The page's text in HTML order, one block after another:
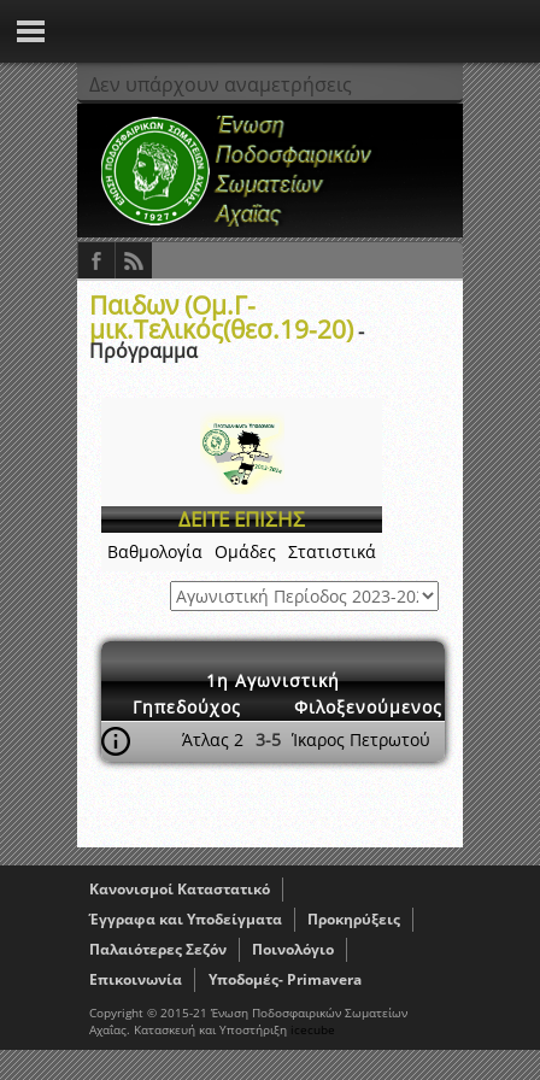
Δεν υπάρχουν αναμετρήσεις
Παιδων (Ομ.Γ-
μικ.Τελικός(θεσ.19-20)-
Πρόγραμμα
ΔΕΙΤΕ ΕΠΙΣΗΣ
Βαθμολογία Ομάδες Στατιστικά
1η Αγωνιστική
Γηπεδούχος
Φιλοξενούμενος
Άτλας 2 3-5 Ίκαρος Πετρωτού
Κανονισμοί Καταστατικό
Έγγραφα και Υποδείγματα
Προκηρύξεις
Παλαιότερες Σεζόν
Ποινολόγιο
Επικοινωνία
Υποδομές- Primavera
Copyright © 2015-21 Ένωση Ποδοσφαιρικών Σωματείων
Αχαΐας. Κατασκευή και Υποστήριξη icecube